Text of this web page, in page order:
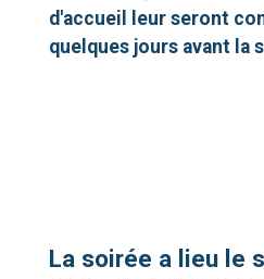
d'accueil leur seront
quelques jours avant la
La soirée a lieu le